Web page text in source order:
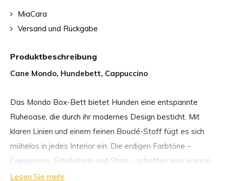
Produktbeschreibung
Cane Mondo, Hundebett, Cappuccino
Das Mondo Box-Bett bietet Hunden eine entspannte
Ruheoase, die durch ihr modernes Design besticht. Mit
klaren Linien und einem feinen Bouclé-Stoff fügt es sich
mühelos in jedes Interior ein. Die erdigen Farbtöne –
Cappuccino, Schokolade und Stein – schaffen eine warme,
einladende Atmosphäre.
Lesen Sie mehr
MiaCara
Versand und Rückgabe